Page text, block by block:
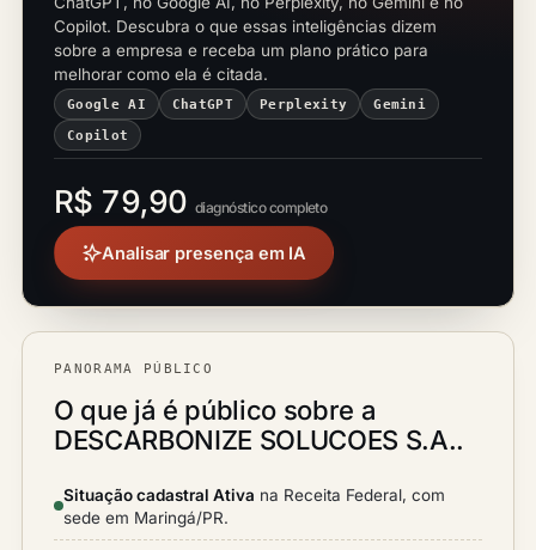
Copilot. Descubra o que essas inteligências dizem
sobre a empresa e receba um plano prático para
melhorar como ela é citada.
Google AI ChatGPT Perplexity Gemini
Copilot
R$ 79,90 diagnóstico completo
Analisar presença em IA
PANORAMA PÚBLICO
O que já é público sobre a
DESCARBONIZE SOLUCOES S.A..
Situação cadastral Ativa na Receita Federal, com
sede em Maringá/PR.